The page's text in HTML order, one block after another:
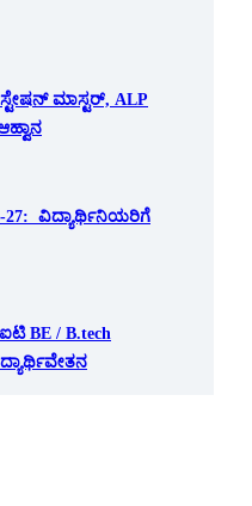
ಮಾಸ್ಟರ್, ALP
27: ವಿದ್ಯಾರ್ಥಿನಿಯರಿಗೆ
BE / B.tech